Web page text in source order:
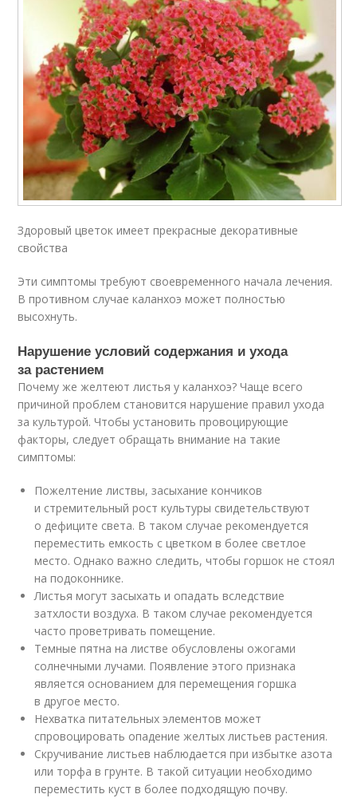
Здоровый цветок имеет прекрасные декоративные
свойства
Эти симптомы требуют своевременного начала лечения.
В противном случае каланхоэ может полностью
высохнуть.
Нарушение условий содержания и ухода
за растением
Почему же желтеют листья у каланхоэ? Чаще всего
причиной проблем становится нарушение правил ухода
за культурой. Чтобы установить провоцирующие
факторы, следует обращать внимание на такие
симптомы:
Пожелтение листвы, засыхание кончиков
и стремительный рост культуры свидетельствуют
о дефиците света. В таком случае рекомендуется
переместить емкость с цветком в более светлое
место. Однако важно следить, чтобы горшок не стоял
на подоконнике.
Листья могут засыхать и опадать вследствие
затхлости воздуха. В таком случае рекомендуется
часто проветривать помещение.
Темные пятна на листве обусловлены ожогами
солнечными лучами. Появление этого признака
является основанием для перемещения горшка
в другое место.
Нехватка питательных элементов может
спровоцировать опадение желтых листьев растения.
Скручивание листьев наблюдается при избытке азота
или торфа в грунте. В такой ситуации необходимо
переместить куст в более подходящую почву.